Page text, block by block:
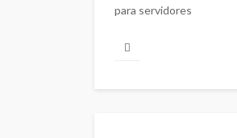
para servidores